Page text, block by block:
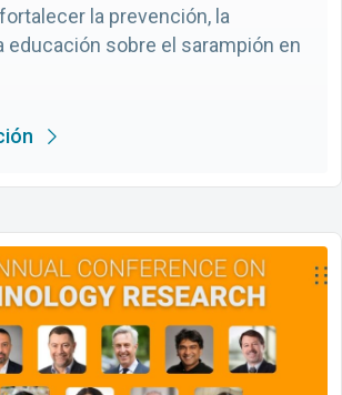
la prevención, la
educación sobre el sarampión en